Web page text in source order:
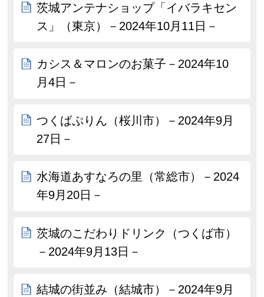
茨城アンテナショップ「イバラキセン
ス」（東京）－2024年10月11日－
カシス＆マロンのお菓子－2024年10
月4日－
つくばぷりん（桜川市）－2024年9月
27日－
水海道あすなろの里（常総市）－2024
年9月20日－
茨城のこだわりドリンク（つくば市）
－2024年9月13日－
結城の街並み（結城市）－2024年9月